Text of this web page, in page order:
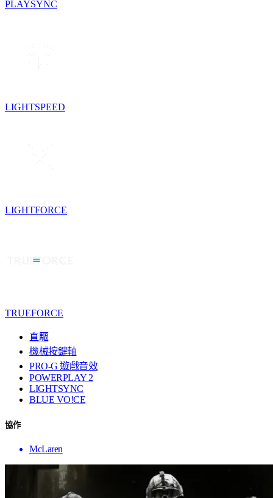
PLAYSYNC
LIGHTSPEED
LIGHTFORCE
TRUEFORCE
直驅
機械按鍵軸
PRO-G 遊戲音效
POWERPLAY 2
LIGHTSYNC
BLUE VO!CE
協作
McLaren